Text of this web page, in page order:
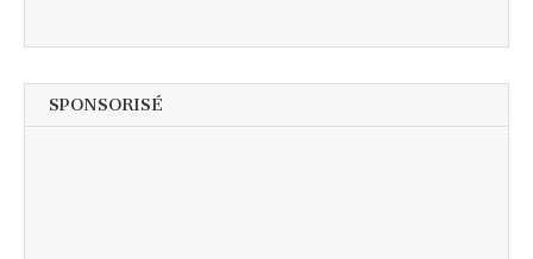
SPONSORISÉ